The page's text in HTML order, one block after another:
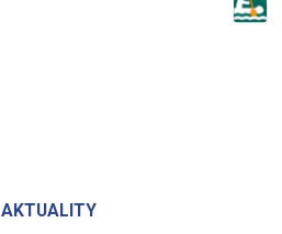
AKTUALITY